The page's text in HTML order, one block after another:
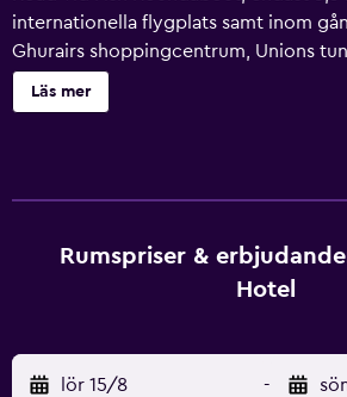
internationella flygplats samt inom
Ghurairs shoppingcentrum, Unions
Khalid Bin Al Waleeds
erbjuder luftkonditionerade rum med
södra Indien, ett kafé och en pool
Läs mer
Rumspriser &
Hotel
lör 15/8 -